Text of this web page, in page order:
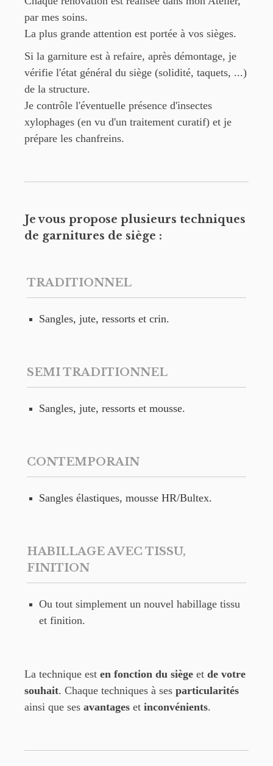
par mes soins.
La plus grande attention est portée à vos sièges.
Si la garniture est à refaire, après démontage, je
vérifie l'état général du siège (solidité, taquets, ...)
de la structure.
Je contrôle l'éventuelle présence d'insectes
xylophages (en vu d'un traitement curatif) et je
prépare les chanfreins.
Je vous propose plusieurs techniques
de garnitures de siège :
TRADITIONNEL
Sangles, jute, ressorts et crin.
SEMI TRADITIONNEL
Sangles, jute, ressorts et mousse.
CONTEMPORAIN
Sangles élastiques, mousse HR/Bultex.
HABILLAGE AVEC TISSU,
FINITION
Ou tout simplement un nouvel habillage tissu
et finition.
La technique est en fonction du siège et de votre
souhait. Chaque techniques à ses particularités
ainsi que ses avantages et inconvénients.